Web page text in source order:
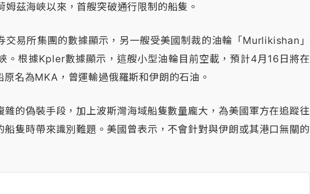
姆茲海峽以來，首艘突破通行限制的船隻。
交易所集團的數據顯示，另一艘受美國制裁的油輪「Murlikishan」
。根據Kpler數據顯示，這艘小型油輪目前空載，預計4月16日將在
名為MKA，曾運輸過俄羅斯和伊朗的石油。
雜的偽裝手段，加上波斯灣海域船隻數量龐大，為美國軍方在追蹤往
船隻時帶來識別難題。美國曾表示，不會針對與伊朗或其港口無關的